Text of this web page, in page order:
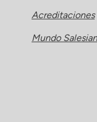
Acreditaciones
Mundo